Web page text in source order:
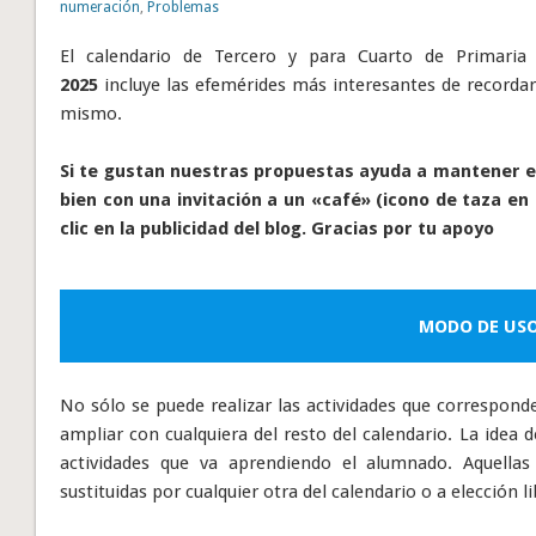
numeración,Problemas
El calendario de Tercero y para Cuarto de
2025 incluye las efemérides más interesantes de
mismo.
Si te gustan nuestras propuestas ayuda a mantener
bien con una invitación a un «café» (icono de taza
clic en la publicidad del blog. Gracias por tu apoyo
MODO DE
No sólo se puede realizar las actividades que
ampliar con cualquiera del resto del calendario. La idea
actividades que va aprendiendo el alumnado.
sustituidas por cualquier otra del calendario o a elección